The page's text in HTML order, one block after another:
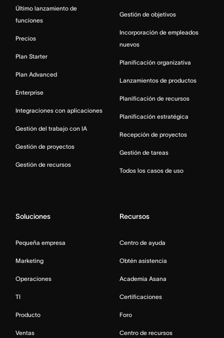
Último lanzamiento de
funciones
Precios
Plan Starter
Plan Advanced
Enterprise
Integraciones con aplicaciones
Gestión del trabajo con IA
Gestión de proyectos
Gestión de recursos
Gestión de objetivos
Incorporación de empleados
nuevos
Planificación organizativa
Lanzamientos de productos
Planificación de recursos
Planificación estratégica
Recepción de proyectos
Gestión de tareas
Todos los casos de uso
Soluciones
Pequeña empresa
Marketing
Operaciones
TI
Producto
Ventas
Recursos
Centro de ayuda
Obtén asistencia
Academia Asana
Certificaciones
Foro
Centro de recursos